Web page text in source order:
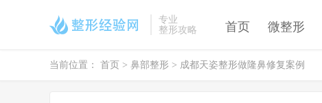
专业
整形攻略
首页 微整形
当前位置： 首页 > 鼻部整形 > 成都天姿整形做隆鼻修复案例